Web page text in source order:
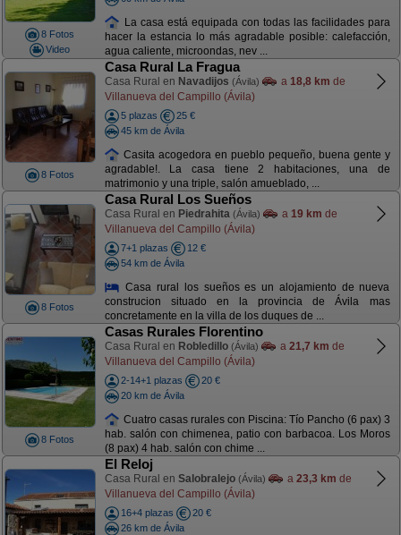
8 Fotos
Video
La casa está equipada con todas las facilidades para
hacer la estancia lo más agradable posible: calefacción,
agua caliente, microondas, nev ...
8 Fotos
Casa Rural La Fragua
Casa Rural en Navadijos (Ávila) a 18,8 km de
Villanueva del Campillo (Ávila)
5 plazas
25 €
45 km de Ávila
Casita acogedora en pueblo pequeño, buena gente y
agradable!. La casa tiene 2 habitaciones, una de
matrimonio y una triple, salón amueblado, ...
8 Fotos
Casa Rural Los Sueños
Casa Rural en Piedrahita (Ávila) a 19 km de
Villanueva del Campillo (Ávila)
7+1 plazas
12 €
54 km de Ávila
Casa rural los sueños es un alojamiento de nueva
construcion situado en la provincia de Ávila mas
concretamente en la villa de los duques de ...
8 Fotos
Casas Rurales Florentino
Casa Rural en Robledillo (Ávila) a 21,7 km de
Villanueva del Campillo (Ávila)
2-14+1 plazas
20 €
20 km de Ávila
Cuatro casas rurales con Piscina: Tío Pancho (6 pax) 3
hab. salón con chimenea, patio con barbacoa. Los Moros
(8 pax) 4 hab. salón con chime ...
El Reloj
Casa Rural en Salobralejo (Ávila) a 23,3 km de
Villanueva del Campillo (Ávila)
16+4 plazas
20 €
26 km de Ávila